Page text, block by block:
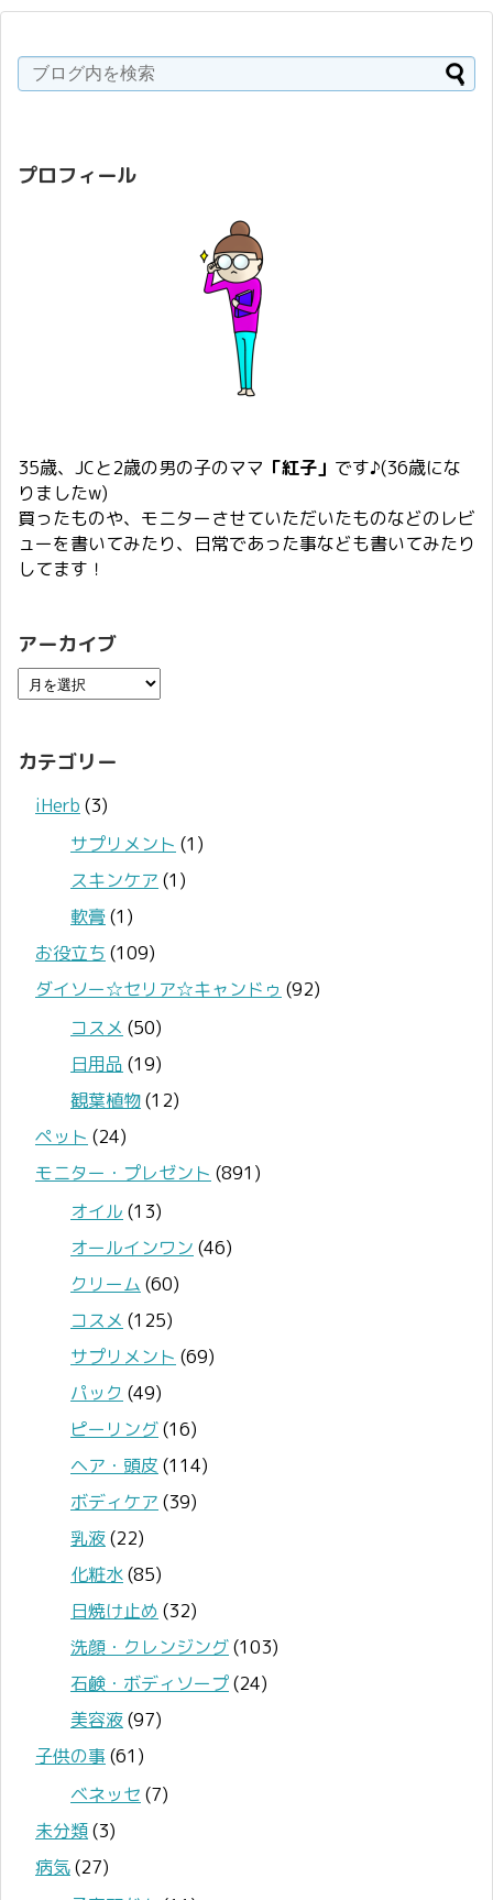
プロフィール
35歳、JCと2歳の男の子のママ 「紅子」 です♪(36歳にな
りましたw)
買ったものや、モニターさせていただいたものなどのレビ
ューを書いてみたり、日常であった事なども書いてみたり
してます！
アーカイブ
カテゴリー
iHerb (3)
サプリメント (1)
スキンケア (1)
軟膏(1)
お役立ち (109)
ダイソー☆セリア☆キャンドゥ (92)
コスメ (50)
日用品 (19)
観葉植物(12)
ペット (24)
モニター・プレゼント (891)
オイル (13)
オールインワン (46)
クリーム (60)
コスメ (125)
サプリメント (69)
パック (49)
ピーリング(16)
ヘア・頭皮 (114)
ボディケア (39)
乳液(22)
化粧水(85)
日焼け止め (32)
洗顔・クレンジング(103)
石鹸・ボディソープ(24)
美容液(97)
子供の事 (61)
ベネッセ (7)
未分類(3)
病気(27)